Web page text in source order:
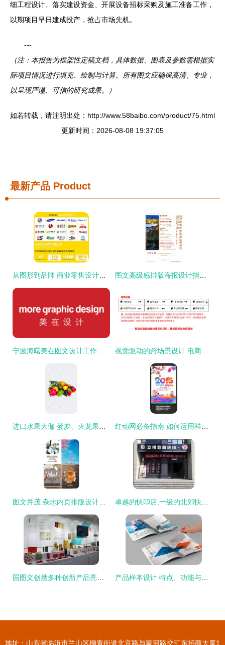
细工程设计、落实建设资金、开展设备招标采购及施工准备工作，
以期项目早日建成投产，抢占市场先机。
---
（注：本报告为框架性定稿文档，具体数据、图表及参数需根据实
际项目情况进行填充、绘制与计算。所有图文应确保高清、专业，
以呈现严谨、可信的研究成果。）
如若转载，请注明出处：http://www.58baibo.com/product/75.html
更新时间：2026-08-08 19:37:05
最新产品 Product
地址：山东省临沂市兰山区柳青街道北京路与蒙河路交汇东招商大厦1